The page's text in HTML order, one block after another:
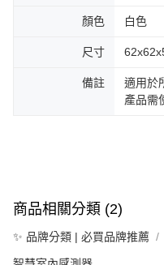
顏色 白色
尺寸
備註
適用於
產品需
商品相關分類 (2)
✨ 品牌分類 | 必買品牌推薦